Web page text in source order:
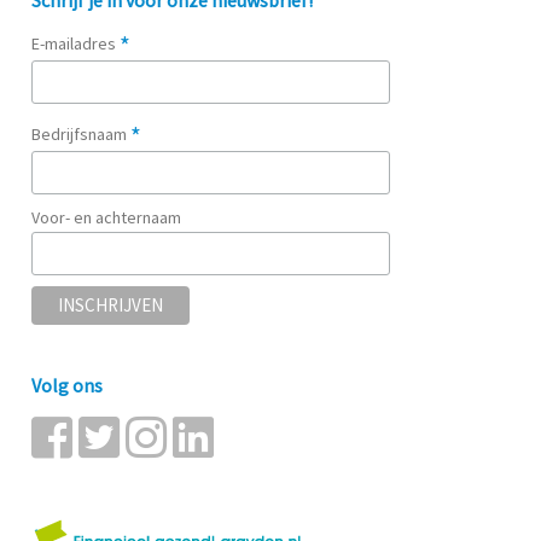
E-mailadres *
Bedrijfsnaam *
Voor- en achternaam
Volg ons